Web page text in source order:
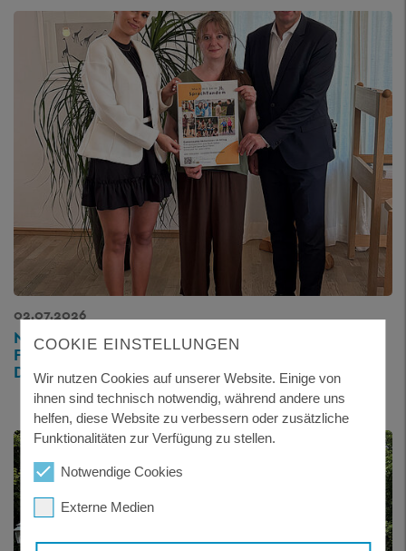
02.07.2026
NEUES SPRACHTANDEM-PROJEKT IM LANDKREIS
FÖRDERT BEGEGNUNGEN, INTEGRATION UND
DEN AUSTAUSCH IM ALLTAG
COOKIE EINSTELLUNGEN
Wir nutzen Cookies auf unserer Website. Einige von
ihnen sind technisch notwendig, während andere uns
helfen, diese Website zu verbessern oder zusätzliche
Funktionalitäten zur Verfügung zu stellen.
Notwendige Cookies
Externe Medien